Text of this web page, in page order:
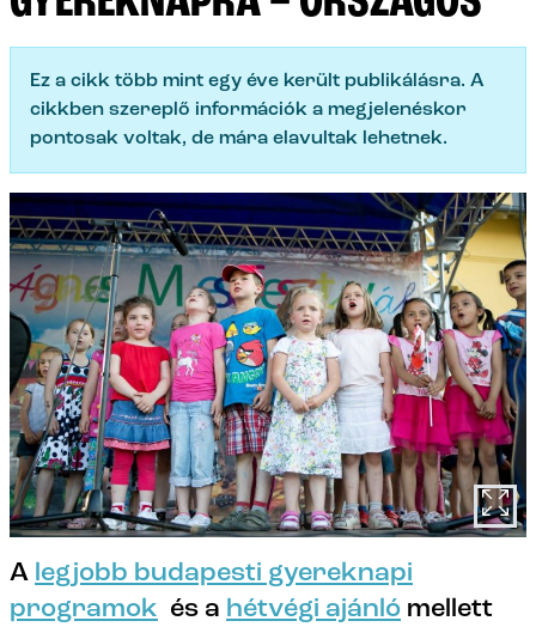
Ez a cikk több mint egy éve került publikálásra. A
cikkben szereplő információk a megjelenéskor
pontosak voltak, de mára elavultak lehetnek.
A legjobb budapesti gyereknapi
programok és a hétvégi ajánló mellett